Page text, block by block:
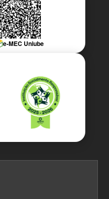
e-MEC Uniube